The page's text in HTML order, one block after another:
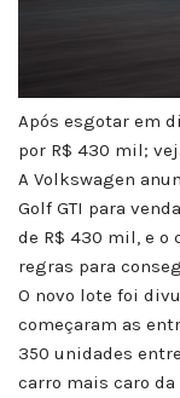
Após esgotar em
por R$ 430 mil;
A Volkswagen
Golf GTI para
de R$ 430 mil, e
regras para
O novo lote foi
começaram as
350 unidades
carro mais caro da